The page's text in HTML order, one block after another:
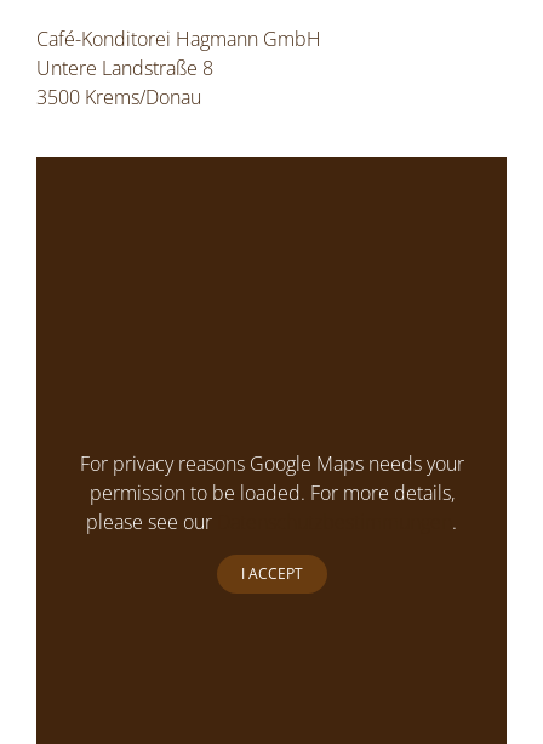
Café-Konditorei Hagmann GmbH
Untere Landstraße 8
3500 Krems/Donau
For privacy reasons Google Maps needs your
permission to be loaded. For more details,
please see our
.
I ACCEPT